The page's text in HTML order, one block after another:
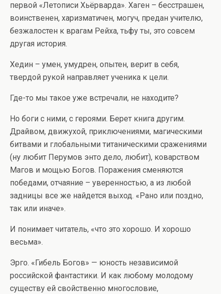
первой «Летописи Хьёрварда». Хаген – бесстрашен,
воинственен, харизматичен, могуч, предан учителю,
безжалостен к врагам Рейха, тьфу ты, это совсем
другая история.
Хедин – умен, умудрен, опытен, верит в себя,
твердой рукой направляет ученика к цели.
Где-то мы такое уже встречали, не находите?
Но боги с ними, с героями. Берет книга другим.
Драйвом, движухой, приключениями, магическими
битвами и глобальными титаническими сражениями
(ну любит Перумов энто дело, любит), коварством
Магов и мощью Богов. Поражения сменяются
победами, отчаяние – уверенностью, а из любой
задницы все же найдется выход. «Рано или поздно,
так или иначе».
И понимает читатель, «что это хорошо. И хорошо
весьма».
Эрго. «Гибель Богов» — юность независимой
российской фантастики. И как любому молодому
существу ей свойственно многословие,